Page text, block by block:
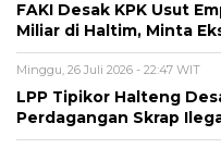
FAKI Desak KPK Usut
Miliar di Haltim, Minta
Minggu, 26 Juli 2026 - 22:47 WIT
LPP Tipikor Halteng
Perdagangan Skrap